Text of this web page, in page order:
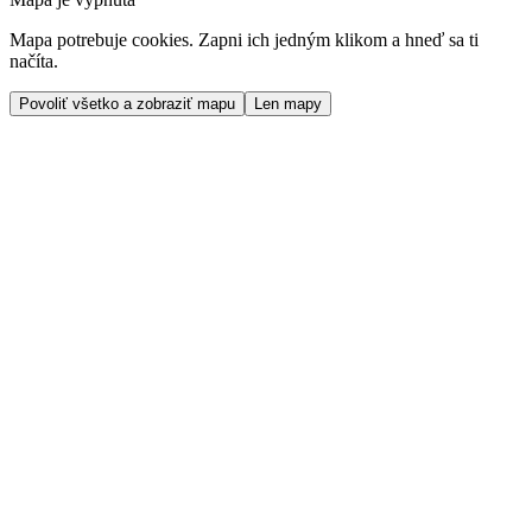
Mapa potrebuje cookies. Zapni ich jedným klikom a hneď sa ti
načíta.
Povoliť všetko a zobraziť mapu Len mapy